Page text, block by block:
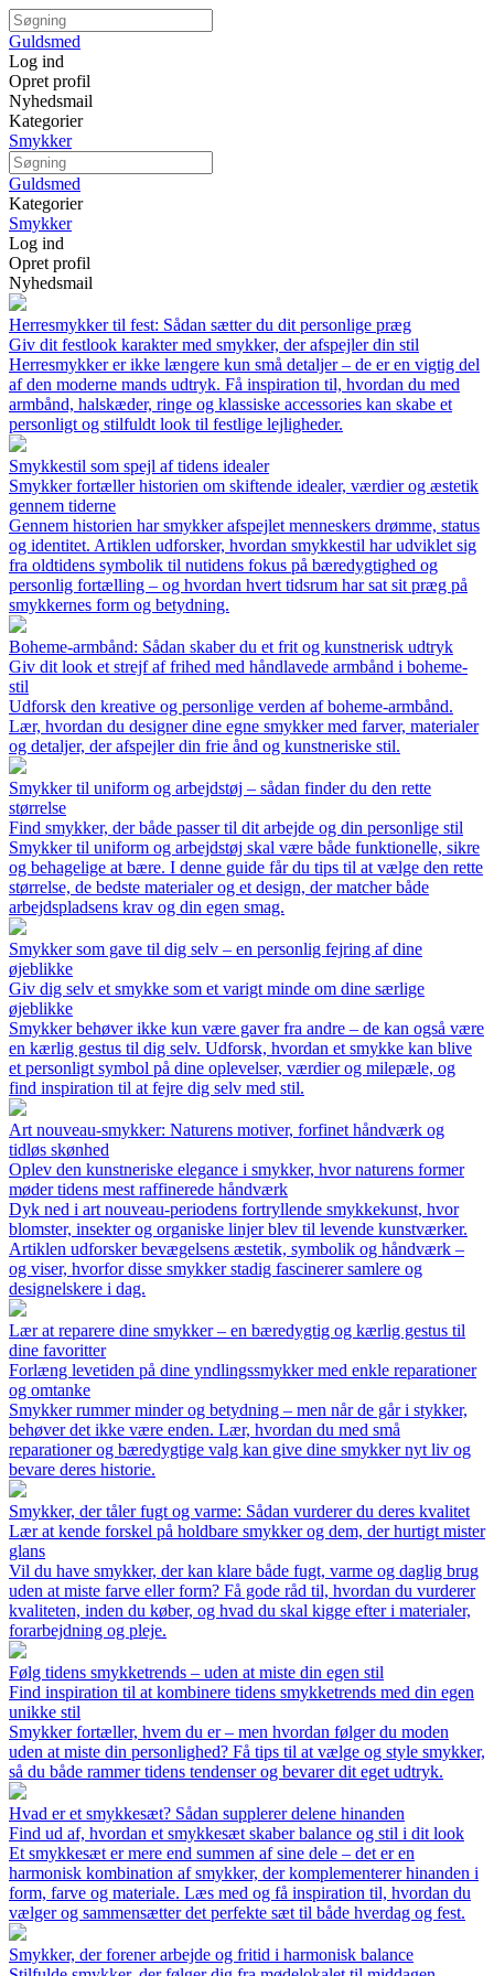
Guldsmed
Log ind
Opret profil
Nyhedsmail
Kategorier
Smykker
Guldsmed
Kategorier
Smykker
Log ind
Opret profil
Nyhedsmail
Herresmykker til fest: Sådan sætter du dit personlige præg
Giv dit festlook karakter med smykker, der afspejler din stil
Herresmykker er ikke længere kun små detaljer – de er en vigtig del
af den moderne mands udtryk. Få inspiration til, hvordan du med
armbånd, halskæder, ringe og klassiske accessories kan skabe et
personligt og stilfuldt look til festlige lejligheder.
Smykkestil som spejl af tidens idealer
Smykker fortæller historien om skiftende idealer, værdier og æstetik
gennem tiderne
Gennem historien har smykker afspejlet menneskers drømme, status
og identitet. Artiklen udforsker, hvordan smykkestil har udviklet sig
fra oldtidens symbolik til nutidens fokus på bæredygtighed og
personlig fortælling – og hvordan hvert tidsrum har sat sit præg på
smykkernes form og betydning.
Boheme-armbånd: Sådan skaber du et frit og kunstnerisk udtryk
Giv dit look et strejf af frihed med håndlavede armbånd i boheme-
stil
Udforsk den kreative og personlige verden af boheme-armbånd.
Lær, hvordan du designer dine egne smykker med farver, materialer
og detaljer, der afspejler din frie ånd og kunstneriske stil.
Smykker til uniform og arbejdstøj – sådan finder du den rette
størrelse
Find smykker, der både passer til dit arbejde og din personlige stil
Smykker til uniform og arbejdstøj skal være både funktionelle, sikre
og behagelige at bære. I denne guide får du tips til at vælge den rette
størrelse, de bedste materialer og et design, der matcher både
arbejdspladsens krav og din egen smag.
Smykker som gave til dig selv – en personlig fejring af dine
øjeblikke
Giv dig selv et smykke som et varigt minde om dine særlige
øjeblikke
Smykker behøver ikke kun være gaver fra andre – de kan også være
en kærlig gestus til dig selv. Udforsk, hvordan et smykke kan blive
et personligt symbol på dine oplevelser, værdier og milepæle, og
find inspiration til at fejre dig selv med stil.
Art nouveau-smykker: Naturens motiver, forfinet håndværk og
tidløs skønhed
Oplev den kunstneriske elegance i smykker, hvor naturens former
møder tidens mest raffinerede håndværk
Dyk ned i art nouveau-periodens fortryllende smykkekunst, hvor
blomster, insekter og organiske linjer blev til levende kunstværker.
Artiklen udforsker bevægelsens æstetik, symbolik og håndværk –
og viser, hvorfor disse smykker stadig fascinerer samlere og
designelskere i dag.
Lær at reparere dine smykker – en bæredygtig og kærlig gestus til
dine favoritter
Forlæng levetiden på dine yndlingssmykker med enkle reparationer
og omtanke
Smykker rummer minder og betydning – men når de går i stykker,
behøver det ikke være enden. Lær, hvordan du med små
reparationer og bæredygtige valg kan give dine smykker nyt liv og
bevare deres historie.
Smykker, der tåler fugt og varme: Sådan vurderer du deres kvalitet
Lær at kende forskel på holdbare smykker og dem, der hurtigt mister
glans
Vil du have smykker, der kan klare både fugt, varme og daglig brug
uden at miste farve eller form? Få gode råd til, hvordan du vurderer
kvaliteten, inden du køber, og hvad du skal kigge efter i materialer,
forarbejdning og pleje.
Følg tidens smykketrends – uden at miste din egen stil
Find inspiration til at kombinere tidens smykketrends med din egen
unikke stil
Smykker fortæller, hvem du er – men hvordan følger du moden
uden at miste din personlighed? Få tips til at vælge og style smykker,
så du både rammer tidens tendenser og bevarer dit eget udtryk.
Hvad er et smykkesæt? Sådan supplerer delene hinanden
Find ud af, hvordan et smykkesæt skaber balance og stil i dit look
Et smykkesæt er mere end summen af sine dele – det er en
harmonisk kombination af smykker, der komplementerer hinanden i
form, farve og materiale. Læs med og få inspiration til, hvordan du
vælger og sammensætter det perfekte sæt til både hverdag og fest.
Smykker, der forener arbejde og fritid i harmonisk balance